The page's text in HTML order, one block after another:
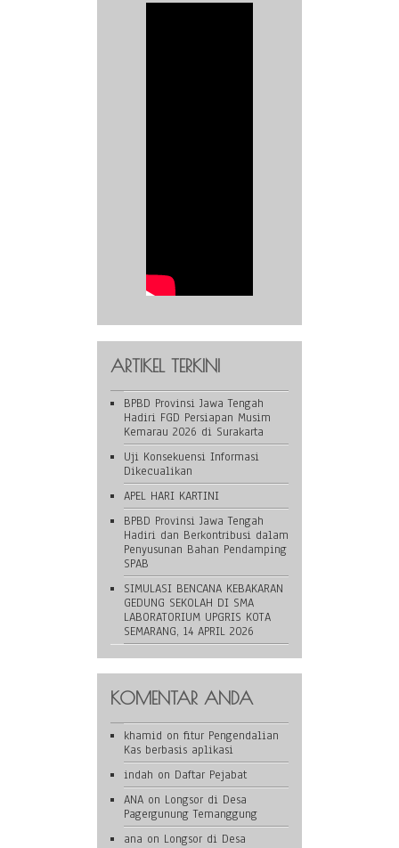
ARTIKEL TERKINI
BPBD Provinsi Jawa Tengah
Hadiri FGD Persiapan Musim
Kemarau 2026 di Surakarta
Uji Konsekuensi Informasi
Dikecualikan
APEL HARI KARTINI
BPBD Provinsi Jawa Tengah
Hadiri dan Berkontribusi dalam
Penyusunan Bahan Pendamping
SPAB
SIMULASI BENCANA KEBAKARAN
GEDUNG SEKOLAH DI SMA
LABORATORIUM UPGRIS KOTA
SEMARANG, 14 APRIL 2026
KOMENTAR ANDA
khamid on fitur Pengendalian
Kas berbasis aplikasi
indah on Daftar Pejabat
ANA on Longsor di Desa
Pagergunung Temanggung
ana on Longsor di Desa